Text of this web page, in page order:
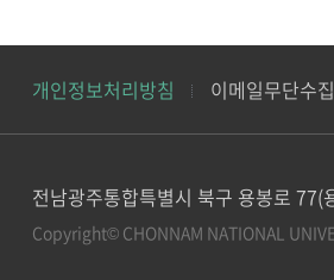
개인정보처리방침 이메일무단수
전남광주통합특별시 북구 용봉로
Copyright© CHONNAM NATIONAL